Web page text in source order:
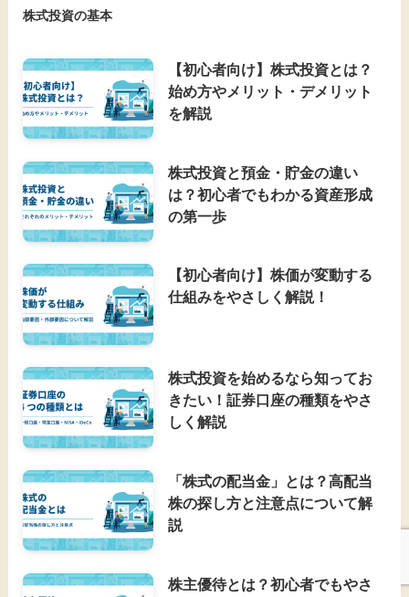
株式投資の基本
【初心者向け】株式投資とは？
始め方やメリット・デメリット
を解説
株式投資と預金・貯金の違い
は？初心者でもわかる資産形成
の第一歩
【初心者向け】株価が変動する
仕組みをやさしく解説！
株式投資を始めるなら知ってお
きたい！証券口座の種類をやさ
しく解説
「株式の配当金」とは？高配当
株の探し方と注意点について解
説
株主優待とは？初心者でもやさ